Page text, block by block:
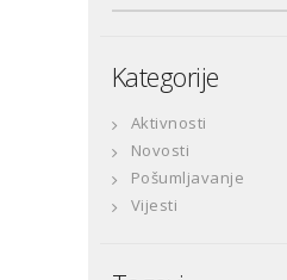
Kategorije
Aktivnosti
Novosti
Pošumljavanje
Vijesti